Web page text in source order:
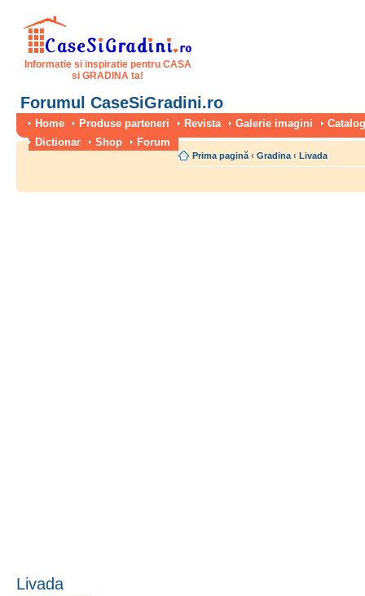
Informatie si inspiratie pentru CASA
si GRADINA ta!
Forumul CaseSiGradini.ro
Home Produse parteneri Revista Galerie imagini
Dictionar
Shop Forum
Prima pagină ‹ Gradina ‹ Livada
Livada